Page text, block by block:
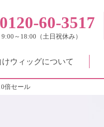
0120-60-3517
～18:00（土日祝休み）
けウィッグについて
倍セール